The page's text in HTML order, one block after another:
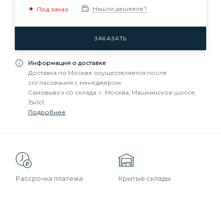
Под заказ Нашли дешевле?
ЗАКАЗАТЬ
Информация о доставке
Доставка по Москве осуществляется после
согласования с менеджером.
Самовывоз со склада: г. Москва, Машкинское шоссе,
15к1с1.
Подробнее
Рассрочка платежа Крытые склады